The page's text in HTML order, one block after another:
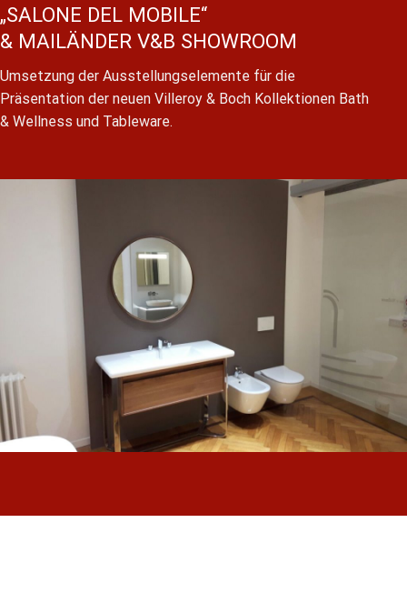
„SALONE DEL MOBILE“
& MAILÄNDER V&B SHOWROOM
Umsetzung der Ausstellungselemente für die
Präsentation der neuen Villeroy & Boch Kollektionen Bath
& Wellness und Tableware.